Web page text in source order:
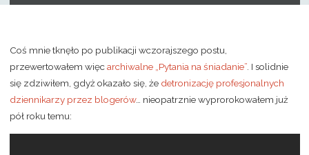
Coś mnie tknęło po publikacji wczorajszego postu,
przewertowałem więcarchiwalne „Pytania na śniadanie”. I solidnie
się zdziwiłem, gdyż okazało się, że detronizację profesjonalnych
dziennikarzy przez blogerów… nieopatrznie wyprorokowałem już
pół roku temu: